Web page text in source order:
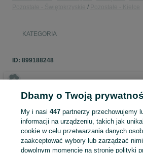
1 akumulator GBA 18V 5.0Ah
Akumulatorowa szlifierka kątowa GWS
Professional
Szybka ładowarka GAL 18V-40
Przedmiot posiada gwarancje
Wystawiamy fakturę VAT lub paragon w
Kupujesz bezpiecznie u dealera z
Sprzedaż wyłącznie wysyłkowa, brak
KATEGORIA
ID: 899188248
sprzedającym
Zaloguj się / Załóż konto
Dbamy o Twoją
My i nasi447 partnerzy przechowujemy
informacji na urządzeniu, takich jak
cookie w celu przetwarzania danych
zaakceptować wybory lub zarządzać
dowolnym momencie na stronie polityki